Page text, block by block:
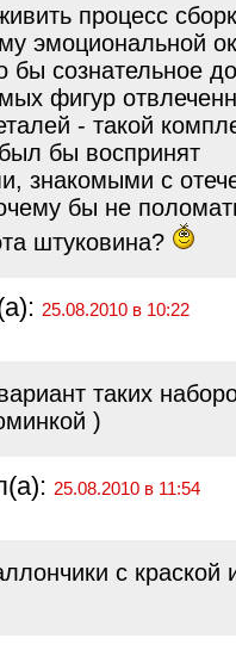
процесс
эмоциональной
бы сознательное
фигур
- такой
бы воспринят
знакомыми с
бы не
штуковина?
25.08.2010 в 10:22
таких
)
25.08.2010 в 11:54
с краской